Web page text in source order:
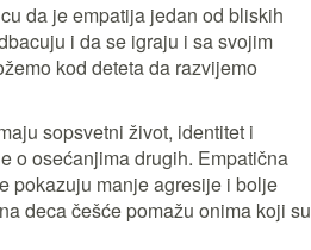
da je empatija jedan od bliskih
i da se igraju i sa svojim
kod deteta da razvijemo
sopsvetni život, identitet i
o osećanjima drugih. Empatična
pokazuju manje agresije i bolje
deca češće pomažu onima koji su